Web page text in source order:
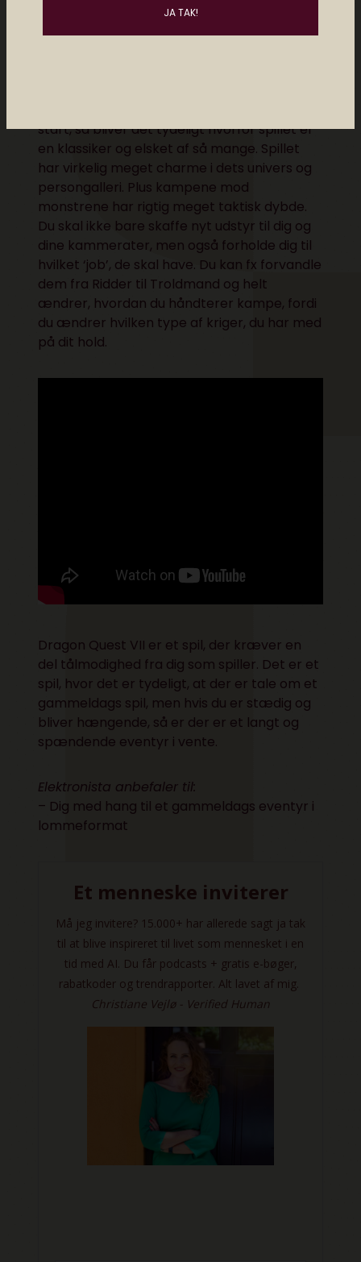
Der er ikke gjort meget for at strømline
start, så bliver det tydeligt hvorfor spillet er
en klassiker og elsket af så mange. Spillet
har virkelig meget charme i dets univers og
persongalleri. Plus kampene mod
monstrene har rigtig meget taktisk dybde.
Du skal ikke bare skaffe nyt udstyr til dig og
dine kammerater, men også forholde dig til
hvilket ‘job’, de skal have. Du kan fx forvandle
dem fra Ridder til Troldmand og helt
ændrer, hvordan du håndterer kampe, fordi
du ændrer hvilken type af kriger, du har med
på dit hold.
Dragon Quest VII er et spil, der kræver en
del tålmodighed fra dig som spiller. Det er et
spil, hvor det er tydeligt, at der er tale om et
gammeldags spil, men hvis du er stædig og
bliver hængende, så er der er et langt og
spændende eventyr i vente.
Elektronista anbefaler til:
– Dig med hang til et gammeldags eventyr i
lommeformat